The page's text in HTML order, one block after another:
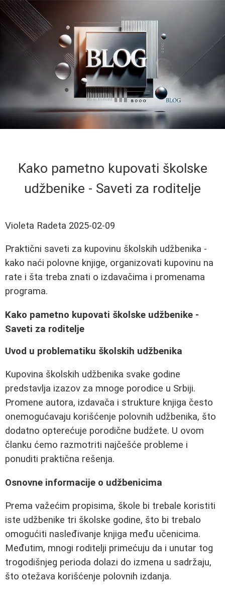
Kako pametno kupovati školske
udžbenike - Saveti za roditelje
Violeta Radeta 2025-02-09
Praktični saveti za kupovinu školskih udžbenika -
kako naći polovne knjige, organizovati kupovinu na
rate i šta treba znati o izdavačima i promenama
programa.
Kako pametno kupovati školske udžbenike -
Saveti za roditelje
Uvod u problematiku školskih udžbenika
Kupovina školskih udžbenika svake godine
predstavlja izazov za mnoge porodice u Srbiji.
Promene autora, izdavača i strukture knjiga često
onemogućavaju korišćenje polovnih udžbenika, što
dodatno opterećuje porodične budžete. U ovom
članku ćemo razmotriti najčešće probleme i
ponuditi praktična rešenja.
Osnovne informacije o udžbenicima
Prema važećim propisima, škole bi trebale koristiti
iste udžbenike tri školske godine, što bi trebalo
omogućiti nasleđivanje knjiga među učenicima.
Međutim, mnogi roditelji primećuju da i unutar tog
trogodišnjeg perioda dolazi do izmena u sadržaju,
što otežava korišćenje polovnih izdanja.